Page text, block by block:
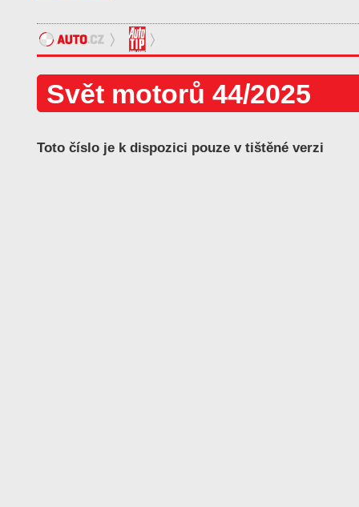
Svět motorů 44/2025
Toto číslo je k dispozici pouze v tištěné verzi